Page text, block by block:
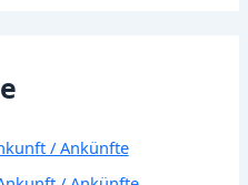
/ Ankünfte